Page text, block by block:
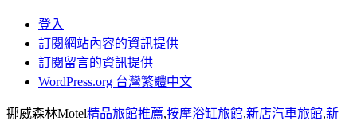
登入
訂閱網站內容的資訊提供
訂閱留言的資訊提供
WordPress.org 台灣繁體中文
挪威森林Motel精品旅館推薦,按摩浴缸旅館,新店汽車旅館,新